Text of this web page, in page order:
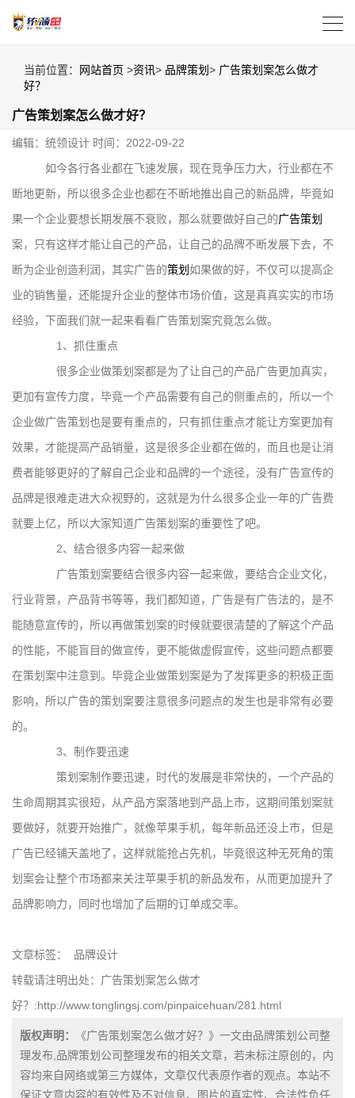
当前位置： 网站首页 >资讯> 品牌策划 > 广告策划案怎么做才
好？
广告策划案怎么做才好？
编辑：统领设计 时间：2022-09-22
如今各行各业都在飞速发展，现在竞争压力大，行业都在不
断地更新，所以很多企业也都在不断地推出自己的新品牌，毕竟如
果一个企业要想长期发展不衰败，那么就要做好自己的广告策划
案，只有这样才能让自己的产品，让自己的品牌不断发展下去，不
断为企业创造利润，其实广告的策划 如果做的好，不仅可以提高企
业的销售量，还能提升企业的整体市场价值，这是真真实实的市场
经验，下面我们就一起来看看广告策划案究竟怎么做。
1、抓住重点
很多企业做策划案都是为了让自己的产品广告更加真实，
更加有宣传力度，毕竟一个产品需要有自己的侧重点的，所以一个
企业做广告策划也是要有重点的，只有抓住重点才能让方案更加有
效果，才能提高产品销量，这是很多企业都在做的，而且也是让消
费者能够更好的了解自己企业和品牌的一个途径，没有广告宣传的
品牌是很难走进大众视野的，这就是为什么很多企业一年的广告费
就要上亿，所以大家知道广告策划案的重要性了吧。
2、结合很多内容一起来做
广告策划案要结合很多内容一起来做，要结合企业文化，
行业背景，产品背书等等，我们都知道，广告是有广告法的，是不
能随意宣传的，所以再做策划案的时候就要很清楚的了解这个产品
的性能，不能盲目的做宣传，更不能做虚假宣传，这些问题点都要
在策划案中注意到。毕竟企业做策划案是为了发挥更多的积极正面
影响，所以广告的策划案要注意很多问题点的发生也是非常有必要
的。
3、制作要迅速
策划案制作要迅速，时代的发展是非常快的，一个产品的
生命周期其实很短，从产品方案落地到产品上市，这期间策划案就
要做好，就要开始推广，就像苹果手机，每年新品还没上市，但是
广告已经铺天盖地了，这样就能抢占先机，毕竟很这种无死角的策
划案会让整个市场都来关注苹果手机的新品发布，从而更加提升了
品牌影响力，同时也增加了后期的订单成交率。
文章标签：
品牌设计
转载请注明出处：广告策划案怎么做才
好？:http://www.tonglingsj.com/pinpaicehuan/281.html
版权声明：
《广告策划案怎么做才好？》一文由品牌策划公司整
理发布,品牌策划公司整理发布的相关文章，若未标注原创的，内
容均来自网络或第三方媒体，文章仅代表原作者的观点。本站不
保证文章内容的有效性及不对信息、图片的真实性、合法性负任